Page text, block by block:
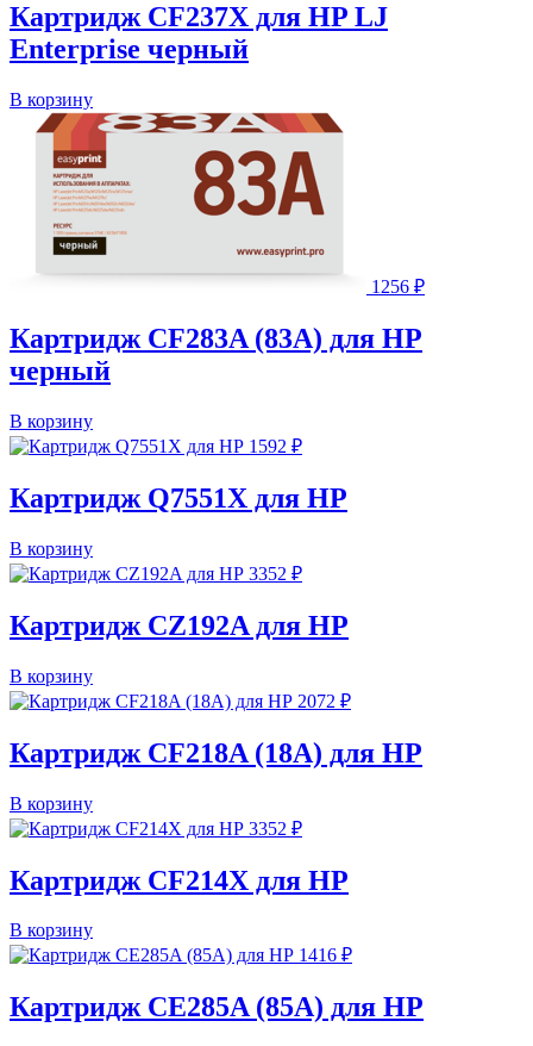
Картридж CF237X для HP LJ
Enterprise черный
В корзину
1256 ₽
Картридж CF283A (83A) для HP
черный
В корзину
1592 ₽
Картридж Q7551X для HP
В корзину
3352 ₽
Картридж CZ192A для HP
В корзину
2072 ₽
Картридж CF218A (18A) для HP
В корзину
3352 ₽
Картридж CF214X для HP
В корзину
1416 ₽
Картридж CE285A (85A) для HP